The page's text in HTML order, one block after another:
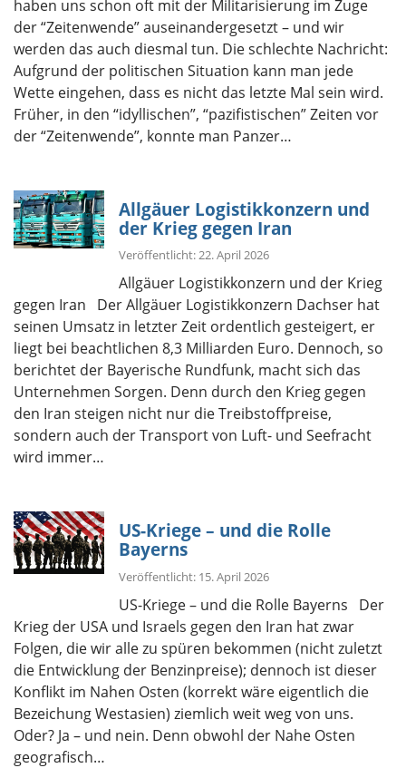
haben uns schon oft mit der Militarisierung im Zuge
der “Zeitenwende” auseinandergesetzt – und wir
werden das auch diesmal tun. Die schlechte Nachricht:
Aufgrund der politischen Situation kann man jede
Wette eingehen, dass es nicht das letzte Mal sein wird.
Früher, in den “idyllischen”, “pazifistischen” Zeiten vor
der “Zeitenwende”, konnte man Panzer…
Allgäuer Logistikkonzern und
der Krieg gegen Iran
Veröffentlicht: 22. April 2026
Allgäuer Logistikkonzern und der Krieg
gegen Iran Der Allgäuer Logistikkonzern Dachser hat
seinen Umsatz in letzter Zeit ordentlich gesteigert, er
liegt bei beachtlichen 8,3 Milliarden Euro. Dennoch, so
berichtet der Bayerische Rundfunk, macht sich das
Unternehmen Sorgen. Denn durch den Krieg gegen
den Iran steigen nicht nur die Treibstoffpreise,
sondern auch der Transport von Luft- und Seefracht
wird immer…
US-Kriege – und die Rolle
Bayerns
Veröffentlicht: 15. April 2026
US-Kriege – und die Rolle Bayerns Der
Krieg der USA und Israels gegen den Iran hat zwar
Folgen, die wir alle zu spüren bekommen (nicht zuletzt
die Entwicklung der Benzinpreise); dennoch ist dieser
Konflikt im Nahen Osten (korrekt wäre eigentlich die
Bezeichung Westasien) ziemlich weit weg von uns.
Oder? Ja – und nein. Denn obwohl der Nahe Osten
geografisch…